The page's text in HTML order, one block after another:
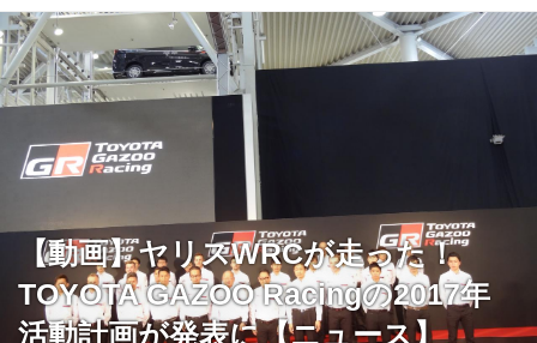
【動画】ヤリスWRCが走った！
TOYOTA GAZOO Racingの2017年
活動計画が発表に【ニュース】